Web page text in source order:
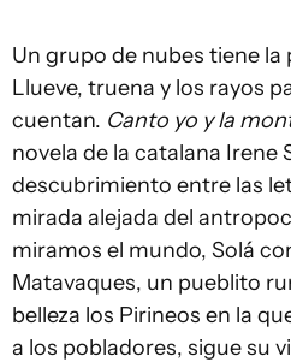
Un grupo de nubes tiene la
Llueve, truena y los rayos
cuentan. Canto yo y la
novela de la catalana Irene
descubrimiento entre las
mirada alejada del
miramos el mundo, Solá
Matavaques, un pueblito
belleza los Pirineos en la
a los pobladores, sigue su